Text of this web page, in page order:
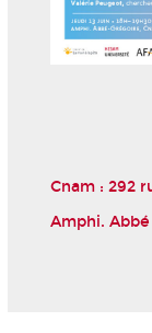
Cnam : 292
Amphi.